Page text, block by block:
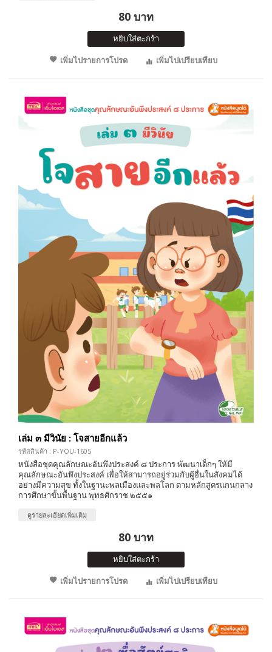
80 บาท
หยิบใส่ตะกร้า
เพิ่มไปรายการโปรด
เพิ่มไปเปรียบเทียบ
เล่ม ๓ มีวินัย : โจสายอีกแล้ว
รหัสสินค้า : P-YOU-1605
หนังสือชุดคุณลักษณะอันพึงประสงค์ ๘ ประการ พัฒนาเด็กๆ ให้มี
คุณลักษณะอันพึงประสงค์ เพื่อให้สามารถอยู่ร่วมกับผู้อื่นในสังคมได้
อย่างมีความสุข ทั้งในฐานะพลเมืองและพลโลก ตามหลักสูตรแกนกลาง
การศึกษาขั้นพื้นฐาน พุทธศักราช ๒๕๕๑
ดูรายละเอียดเพิ่มเติม
80 บาท
หยิบใส่ตะกร้า
เพิ่มไปรายการโปรด
เพิ่มไปเปรียบเทียบ